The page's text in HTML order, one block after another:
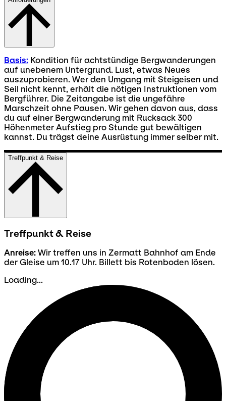
Basis: Kondition für achtstündige Bergwanderungen
auf unebenem Untergrund. Lust, etwas Neues
auszuprobieren. Wer den Umgang mit Steigeisen und
Seil nicht kennt, erhält die nötigen Instruktionen vom
Bergführer. Die Zeitangabe ist die ungefähre
Marschzeit ohne Pausen. Wir gehen davon aus, dass
du auf einer Bergwanderung mit Rucksack 300
Höhenmeter Aufstieg pro Stunde gut bewältigen
kannst. Du trägst deine Ausrüstung immer selber mit.
Treffpunkt & Reise
Treffpunkt & Reise
Anreise: Wir treffen uns in Zermatt Bahnhof am Ende
der Gleise um 10.17 Uhr. Billett bis Rotenboden lösen.
Loading...